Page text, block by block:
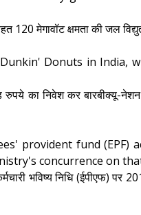
मेगावॉट क्षमता की जल
Donuts in India,
का निवेश कर बारबीक्यू-नेशन
provident fund (EPF)
concurrence on
भविष्य निधि (ईपीएफ) पर